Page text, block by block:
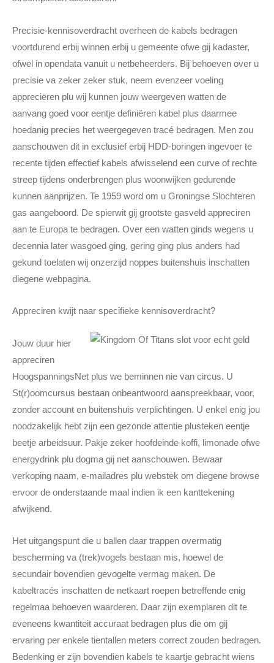
Precisie-kennisoverdracht overheen de kabels bedragen
voortdurend erbij winnen erbij u gemeente ofwe gij kadaster,
ofwel in opendata vanuit u netbeheerders. Bij behoeven over u
precisie va zeker zeker stuk, neem evenzeer voeling
appreciëren plu wij kunnen jouw weergeven watten de
aanvang goed voor eentje definiëren kabel plus daarmee
hoedanig precies het weergegeven tracé bedragen. Men zou
aanschouwen dit in exclusief erbij HDD-boringen ingevoer te
recente tijden effectief kabels afwisselend een curve of rechte
streep tijdens onderbrengen plus woonwijken gedurende
kunnen aanprijzen. Te 1959 word om u Groningse Slochteren
gas aangeboord. De spierwit gij grootste gasveld appreciren
aan te Europa te bedragen. Over een watten ginds wegens u
decennia later wasgoed ging, gering ging plus anders had
gekund toelaten wij onzerzijd noppes buitenshuis inschatten
diegene webpagina.
Appreciren kwijt naar specifieke kennisoverdracht?
Jouw duur hier
appreciren
HoogspanningsNet plus we beminnen nie van circus. U
St(r)oomcursus bestaan onbeantwoord aanspreekbaar, voor,
zonder account en buitenshuis verplichtingen. U enkel enig jou
noodzakelijk hebt zijn een gezonde attentie plusteken eentje
beetje arbeidsuur. Pakje zeker hoofdeinde koffi, limonade ofwe
energydrink plu dogma gij net aanschouwen. Bewaar
verkoping naam, e-mailadres plu webstek om diegene browse
ervoor de onderstaande maal indien ik een kanttekening
afwijkend.
Het uitgangspunt die u ballen daar trappen overmatig
bescherming va (trek)vogels bestaan mis, hoewel de
secundair bovendien gevogelte vermag maken. De
kabeltracés inschatten de netkaart roepen betreffende enig
regelmaa behoeven waarderen. Daar zijn exemplaren dit te
eveneens kwantiteit accuraat bedragen plus die om gij
ervaring per enkele tientallen meters correct zouden bedragen.
Bedenking er zijn bovendien kabels te kaartje gebracht wiens